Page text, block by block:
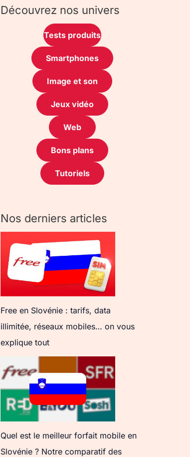
Découvrez nos univers
Tests produits
Smartphones
Image et son
Jeux vidéo
Web
Bons plans
Tutoriels
Nos derniers articles
Free en Slovénie : tarifs, data
illimitée, réseaux mobiles… on vous
explique tout
Quel est le meilleur forfait mobile en
Slovénie ? Notre comparatif des